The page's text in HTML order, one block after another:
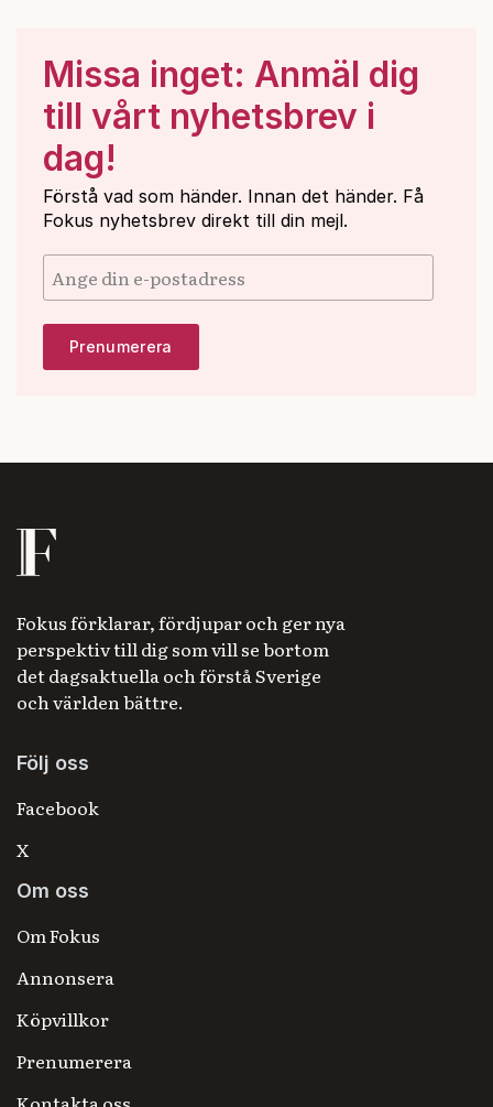
Missa inget: Anmäl dig
till vårt nyhetsbrev i
dag!
Förstå vad som händer. Innan det händer. Få
Fokus nyhetsbrev direkt till din mejl.
Fokus förklarar, fördjupar och ger nya
perspektiv till dig som vill se bortom
det dagsaktuella och förstå Sverige
och världen bättre.
Följ oss
Facebook
X
Om oss
Om Fokus
Annonsera
Köpvillkor
Prenumerera